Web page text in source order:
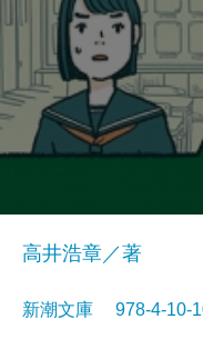
高井浩章／著
新潮文庫 978-4-